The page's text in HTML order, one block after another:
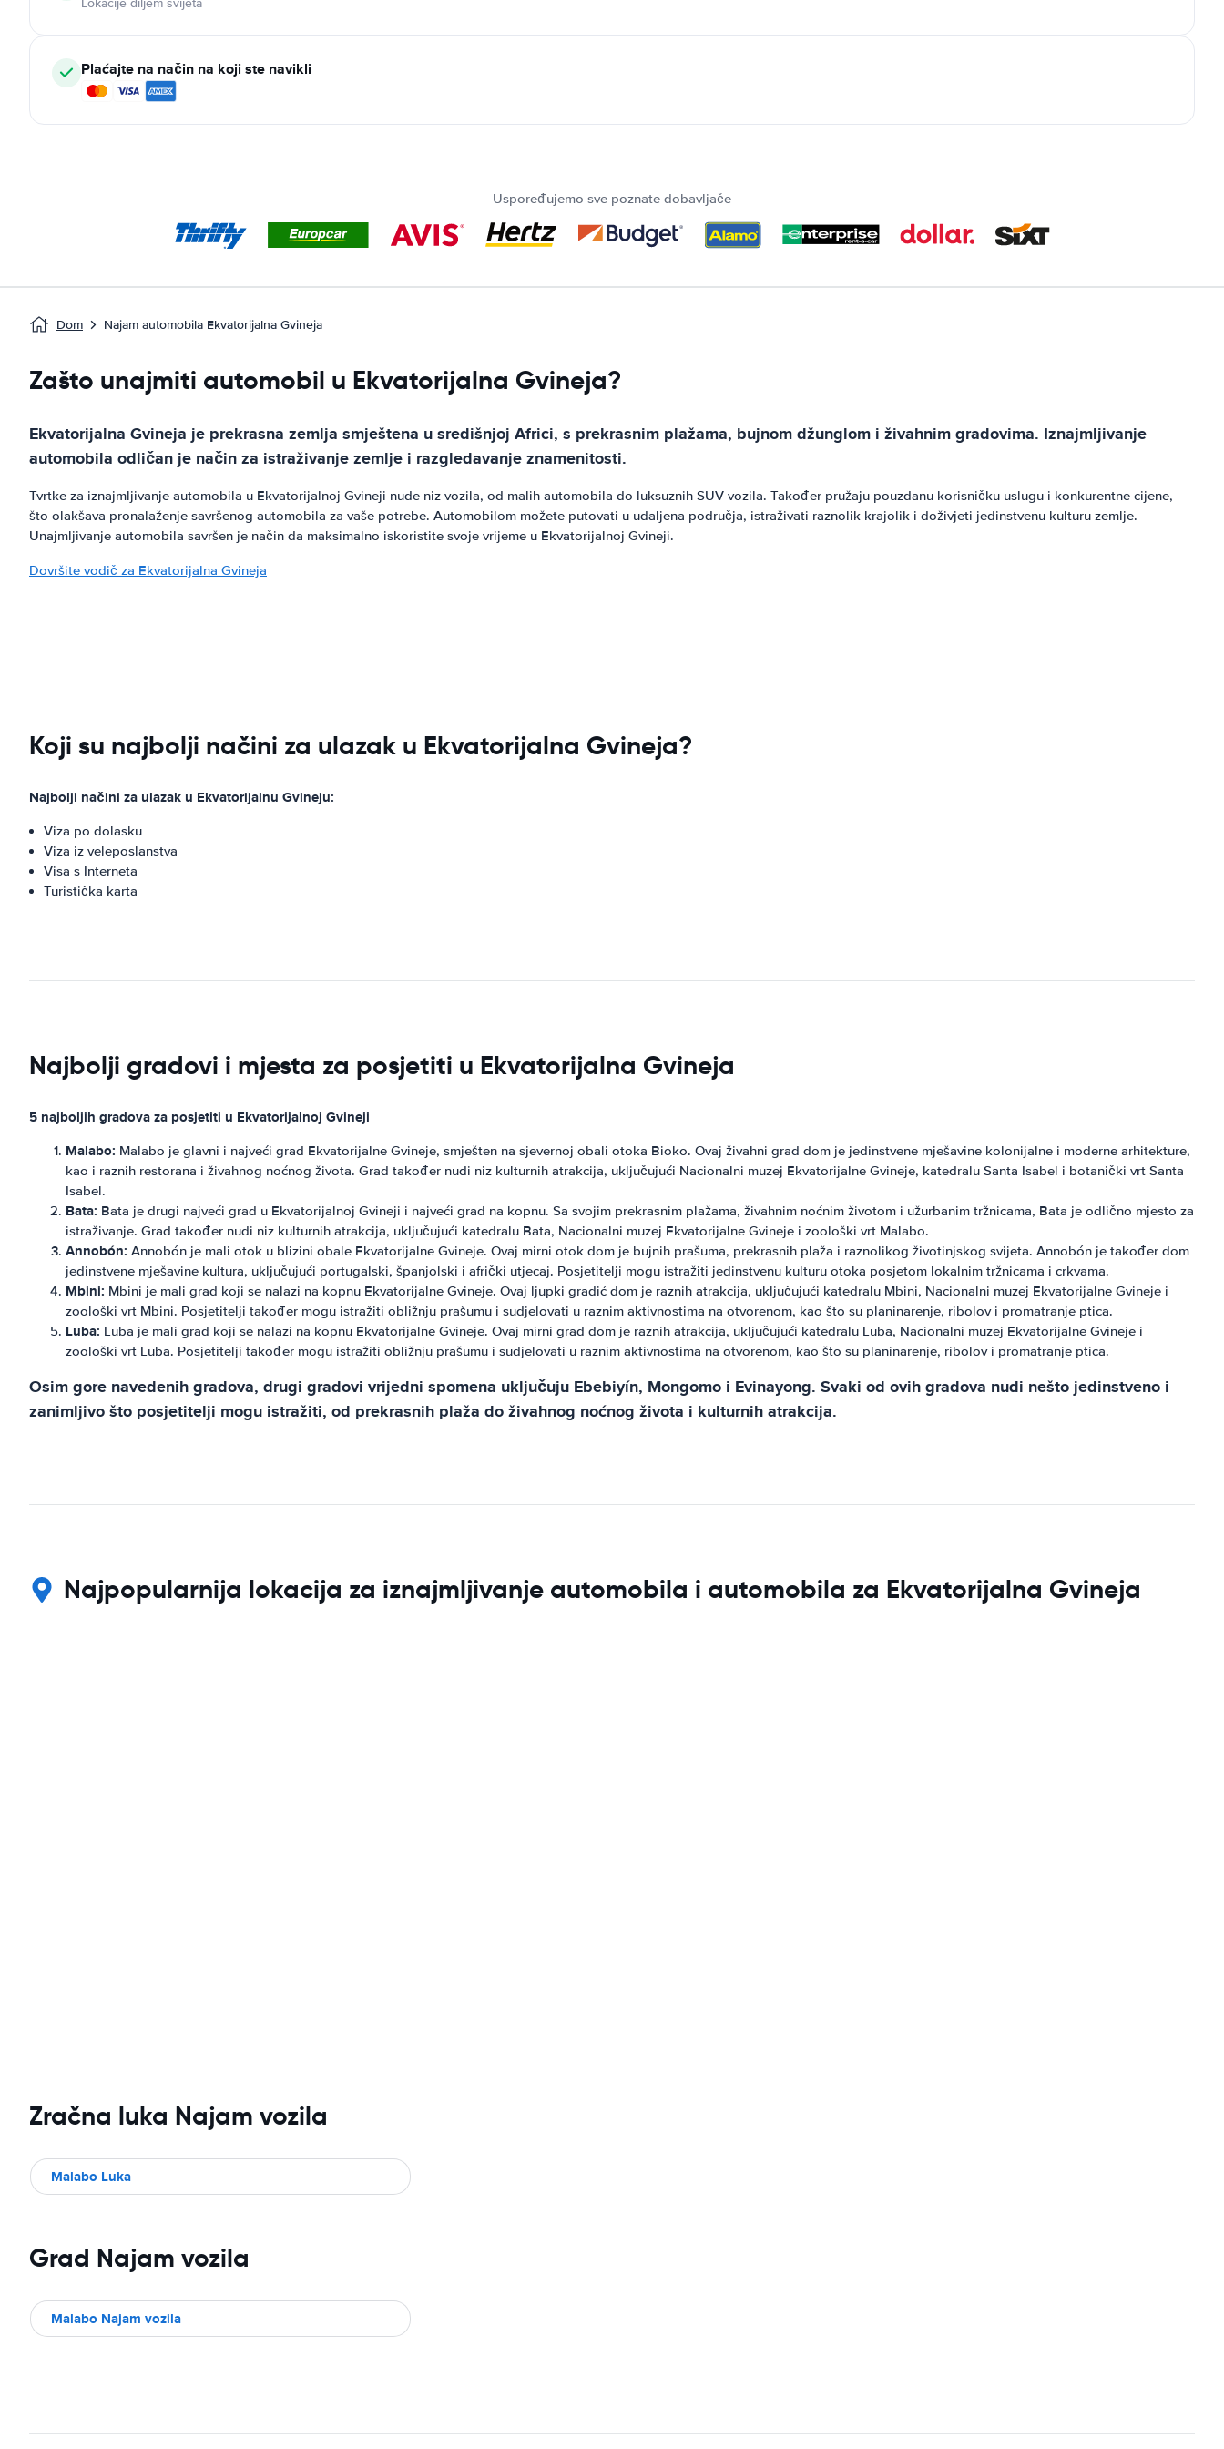
Lokacije diljem svijeta
Plaćajte na način na koji ste navikli
Uspoređujemo sve poznate dobavljače
Dom Najam automobila Ekvatorijalna Gvineja
Zašto unajmiti automobil u Ekvatorijalna Gvineja?
Ekvatorijalna Gvineja je prekrasna zemlja smještena u središnjoj Africi, s prekrasnim plažama, bujnom džunglom i živahnim gradovima. Iznajmljivanje
automobila odličan je način za istraživanje zemlje i razgledavanje znamenitosti.
Tvrtke za iznajmljivanje automobila u Ekvatorijalnoj Gvineji nude niz vozila, od malih automobila do luksuznih SUV vozila. Također pružaju pouzdanu korisničku uslugu i konkurentne cijene,
što olakšava pronalaženje savršenog automobila za vaše potrebe. Automobilom možete putovati u udaljena područja, istraživati ​​raznolik krajolik i doživjeti jedinstvenu kulturu zemlje.
Unajmljivanje automobila savršen je način da maksimalno iskoristite svoje vrijeme u Ekvatorijalnoj Gvineji.
Dovršite vodič za Ekvatorijalna Gvineja
Koji su najbolji načini za ulazak u Ekvatorijalna Gvineja?
Najbolji načini za ulazak u Ekvatorijalnu Gvineju:
Viza po dolasku
Viza iz veleposlanstva
Visa s Interneta
Turistička karta
Najbolji gradovi i mjesta za posjetiti u Ekvatorijalna Gvineja
5 najboljih gradova za posjetiti u Ekvatorijalnoj Gvineji
Malabo: Malabo je glavni i najveći grad Ekvatorijalne Gvineje, smješten na sjevernoj obali otoka Bioko. Ovaj živahni grad dom je jedinstvene mješavine kolonijalne i moderne arhitekture,
kao i raznih restorana i živahnog noćnog života. Grad također nudi niz kulturnih atrakcija, uključujući Nacionalni muzej Ekvatorijalne Gvineje, katedralu Santa Isabel i botanički vrt Santa
Isabel.
Bata: Bata je drugi najveći grad u Ekvatorijalnoj Gvineji i najveći grad na kopnu. Sa svojim prekrasnim plažama, živahnim noćnim životom i užurbanim tržnicama, Bata je odlično mjesto za
istraživanje. Grad također nudi niz kulturnih atrakcija, uključujući katedralu Bata, Nacionalni muzej Ekvatorijalne Gvineje i zoološki vrt Malabo.
Annobón: Annobón je mali otok u blizini obale Ekvatorijalne Gvineje. Ovaj mirni otok dom je bujnih prašuma, prekrasnih plaža i raznolikog životinjskog svijeta. Annobón je također dom
jedinstvene mješavine kultura, uključujući portugalski, španjolski i afrički utjecaj. Posjetitelji mogu istražiti jedinstvenu kulturu otoka posjetom lokalnim tržnicama i crkvama.
Mbini: Mbini je mali grad koji se nalazi na kopnu Ekvatorijalne Gvineje. Ovaj ljupki gradić dom je raznih atrakcija, uključujući katedralu Mbini, Nacionalni muzej Ekvatorijalne Gvineje i
zoološki vrt Mbini. Posjetitelji također mogu istražiti obližnju prašumu i sudjelovati u raznim aktivnostima na otvorenom, kao što su planinarenje, ribolov i promatranje ptica.
Luba: Luba je mali grad koji se nalazi na kopnu Ekvatorijalne Gvineje. Ovaj mirni grad dom je raznih atrakcija, uključujući katedralu Luba, Nacionalni muzej Ekvatorijalne Gvineje i
zoološki vrt Luba. Posjetitelji također mogu istražiti obližnju prašumu i sudjelovati u raznim aktivnostima na otvorenom, kao što su planinarenje, ribolov i promatranje ptica.
Osim gore navedenih gradova, drugi gradovi vrijedni spomena uključuju Ebebiyín, Mongomo i Evinayong. Svaki od ovih gradova nudi nešto jedinstveno i
zanimljivo što posjetitelji mogu istražiti, od prekrasnih plaža do živahnog noćnog života i kulturnih atrakcija.
Najpopularnija lokacija za iznajmljivanje automobila i automobila za Ekvatorijalna Gvineja
Zračna luka Najam vozila
Malabo Luka
Grad Najam vozila
Malabo Najam vozila